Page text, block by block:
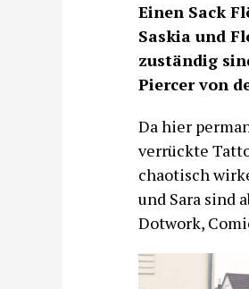
Einen Sack
Saskia und
zuständig
Piercer von
Da hier
verrückte
chaotisch
und Sara sind
Dotwork,